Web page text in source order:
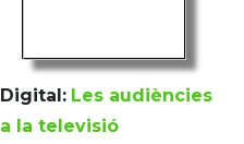
Digital: Les audiències
a la televisió